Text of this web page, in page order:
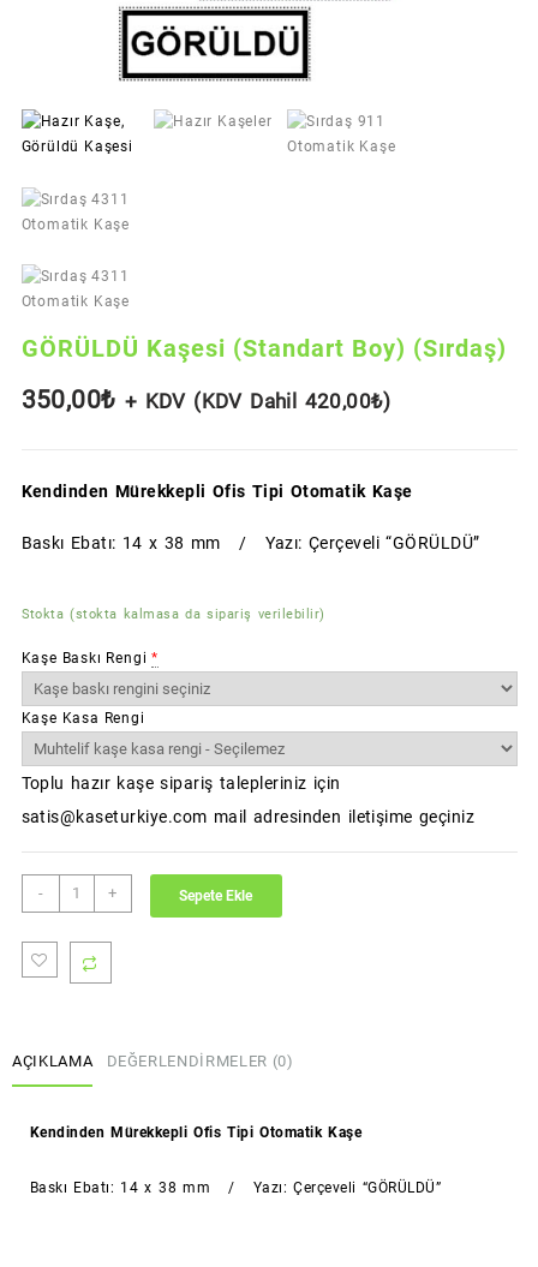
GÖRÜLDÜ Kaşesi (Standart Boy) (Sırdaş)
350,00₺ + KDV (KDV Dahil 420,00₺)
Kendinden Mürekkepli Ofis Tipi Otomatik Kaşe
Baskı Ebatı: 14 x 38 mm / Yazı: Çerçeveli “GÖRÜLDÜ”
Stokta (stokta kalmasa da sipariş verilebilir)
Kaşe Baskı Rengi *
Kaşe Kasa Rengi
Toplu hazır kaşe sipariş talepleriniz için
satis@kaseturkiye.com mail adresinden iletişime geçiniz
-
GÖRÜLDÜ
Kaşesi
Boy)
(Sırdaş)
+ Sepete Ekle
AÇIKLAMA DEĞERLENDIRMELER (0)
Kendinden Mürekkepli Ofis Tipi Otomatik Kaşe
Baskı Ebatı: 14 x 38 mm / Yazı: Çerçeveli “GÖRÜLDÜ”